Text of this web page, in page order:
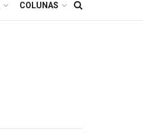
COLUNAS